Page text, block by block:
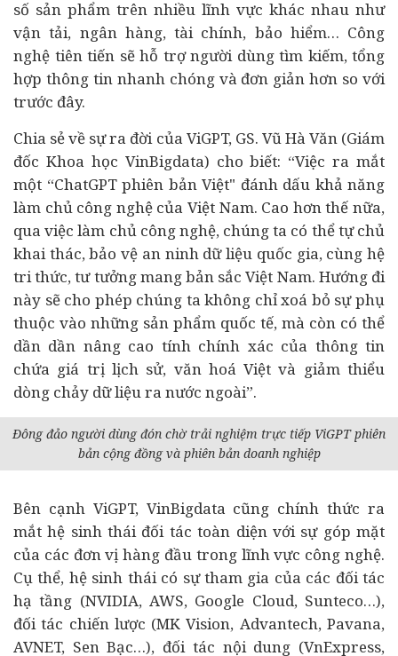
số sản phẩm trên nhiều lĩnh vực khác nhau như
vận tải, ngân hàng, tài chính, bảo hiểm… Công
nghệ tiên tiến sẽ hỗ trợ người dùng tìm kiếm, tổng
hợp thông tin nhanh chóng và đơn giản hơn so với
trước đây.
Chia sẻ về sự ra đời của ViGPT, GS. Vũ Hà Văn (Giám
đốc Khoa học VinBigdata) cho biết: “Việc ra mắt
một “ChatGPT phiên bản Việt" đánh dấu khả năng
làm chủ công nghệ của Việt Nam. Cao hơn thế nữa,
qua việc làm chủ công nghệ, chúng ta có thể tự chủ
khai thác, bảo vệ an ninh dữ liệu quốc gia, cùng hệ
tri thức, tư tưởng mang bản sắc Việt Nam. Hướng đi
này sẽ cho phép chúng ta không chỉ xoá bỏ sự phụ
thuộc vào những sản phẩm quốc tế, mà còn có thể
dần dần nâng cao tính chính xác của thông tin
chứa giá trị lịch sử, văn hoá Việt và giảm thiểu
dòng chảy dữ liệu ra nước ngoài”.
Đông đảo người dùng đón chờ trải nghiệm trực tiếp ViGPT phiên
bản cộng đồng và phiên bản doanh nghiệp
Bên cạnh ViGPT, VinBigdata cũng chính thức ra
mắt hệ sinh thái đối tác toàn diện với sự góp mặt
của các đơn vị hàng đầu trong lĩnh vực công nghệ.
Cụ thể, hệ sinh thái có sự tham gia của các đối tác
hạ tầng (NVIDIA, AWS, Google Cloud, Sunteco…),
đối tác chiến lược (MK Vision, Advantech, Pavana,
AVNET, Sen Bạc…), đối tác nội dung (VnExpress,